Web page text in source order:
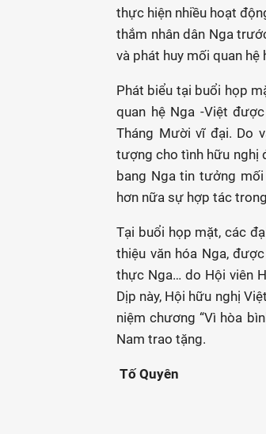
thực hiện nhiều hoạt
thắm nhân dân Nga
và phát huy mối quan
Phát biểu tại buổi họp
quan hệ Nga -Việt
Tháng Mười vĩ đại. Do
tượng cho tình hữu nghị
bang Nga tin tưởng
hơn nữa sự hợp tác
Tại buổi họp mặt, các
thiệu văn hóa Nga,
thực Nga… do Hội viên
Dịp này, Hội hữu nghị
niệm chương “Vì hòa
Nam trao tặng.
Tố Quyên